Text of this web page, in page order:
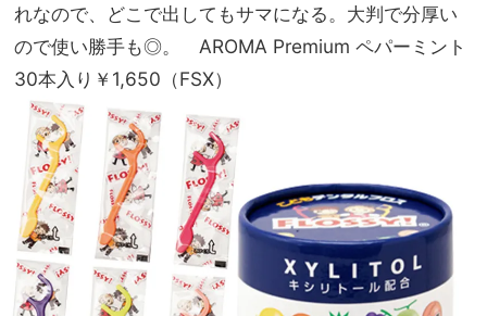
れなので、どこで出してもサマになる。大判で分厚い
ので使い勝手も◎。 AROMA Premium ペパーミント
30本入り￥1,650（FSX）